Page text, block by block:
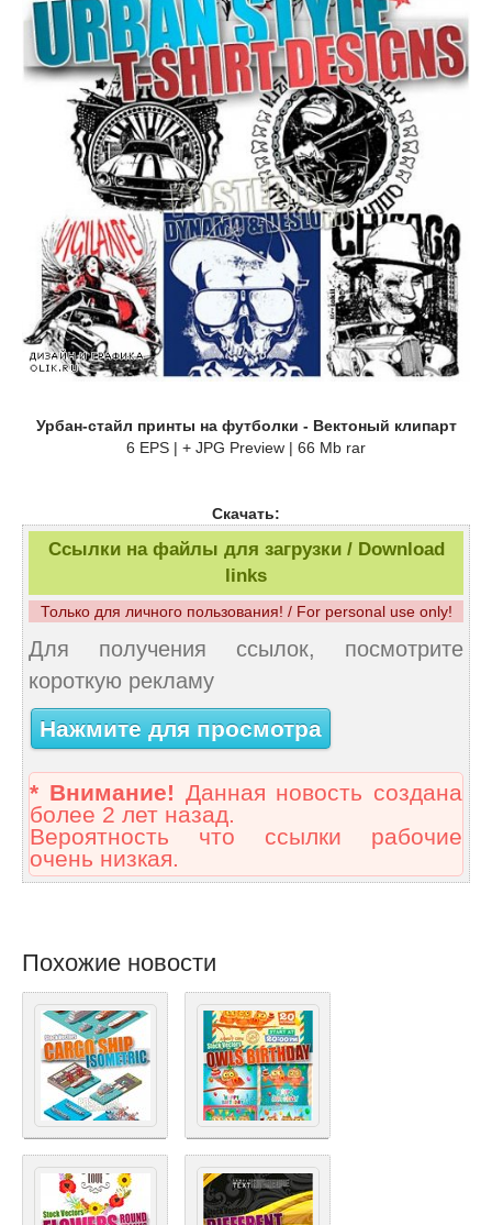
Урбан-стайл принты на футболки - Вектоный клипарт
6 EPS | + JPG Preview | 66 Mb rar
Скачать:
Ссылки на файлы для загрузки / Download
links
Только для личного пользования! / For personal use only!
Для получения ссылок, посмотрите
короткую рекламу
Нажмите для просмотра
* Внимание! Данная новость создана
более 2 лет назад.
Вероятность что ссылки рабочие
очень низкая.
Похожие новости